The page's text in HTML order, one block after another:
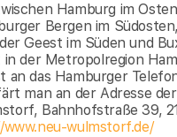
Hamburg im
Bergen im
Geest im Süden und
der Metropolregion
das Hamburger
man an der Adresse der
Bahnhofstraße 39,
wulmstorf.de/